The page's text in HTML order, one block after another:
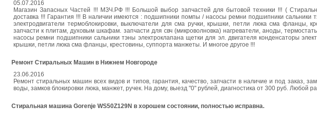
05.07.2016
Магазин Запасных Частей !!! МЗЧ.РФ !!! Большой выбор запчастей для бытовой техники !!! (
доставка !!! Гарантия !!! В наличии имеются : подшипники помпы / насосы ремни подшипники сальники
электродвигатели термоблокировки, выключатели для сма ручки, крышки, петли люка сма фланцы,
запчасти к плитам, духовым шкафам. запчасти для свч (микроволновка) нагреватели, аноды,
насосы ремни подшипники сальники тэны электроклапана щетки для эл. двигателя конденсаторы
крышки, петли люка сма фланцы, крестовины, суппорта манжеты. И многое другое !!!
Ремонт Стиральных Машин в Нижнем Новгороде
23.06.2016
Ремонт стиральных машин всех видов и типов, гарантия, качество, запчасти в наличие и под заказ,
воды, замков блокировки люка, манжет, ручек. На дому, выезд "0" рублей, диагностика от 300 руб. Любой
Стиральная машина Gorenje WS50Z129N в хорошем состоянии, полностью исправна.